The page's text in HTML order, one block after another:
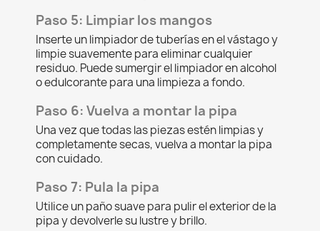
Paso 5: Limpiar los mangos
Inserte un limpiador de tuberías en el vástago y
limpie suavemente para eliminar cualquier
residuo. Puede sumergir el limpiador en alcohol
o edulcorante para una limpieza a fondo.
Paso 6: Vuelva a montar la pipa
Una vez que todas las piezas estén limpias y
completamente secas, vuelva a montar la pipa
con cuidado.
Paso 7: Pula la pipa
Utilice un paño suave para pulir el exterior de la
pipa y devolverle su lustre y brillo.